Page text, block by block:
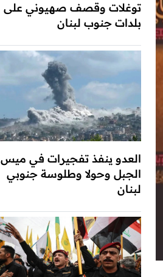
توغلات وقصف صهيوني على
بلدات جنوب لبنان
العدو ينفذ تفجيرات في ميس
الجبل وحولا وطلوسة جنوبي
لبنان